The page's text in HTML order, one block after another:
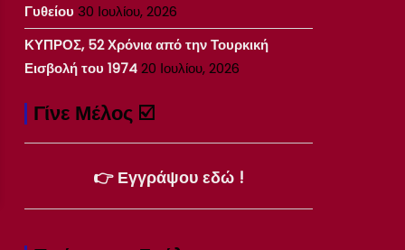
Γυθείου 30 Ιουλίου, 2026
ΚΥΠΡΟΣ, 52 Χρόνια από την Τουρκική
Εισβολή του 197420 Ιουλίου, 2026
Γίνε Μέλος ☑️
👉 Εγγράψου εδώ !